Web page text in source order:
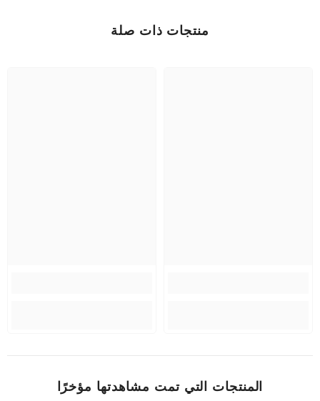
منتجات ذات صلة
المنتجات التي تمت مشاهدتها مؤخرًا